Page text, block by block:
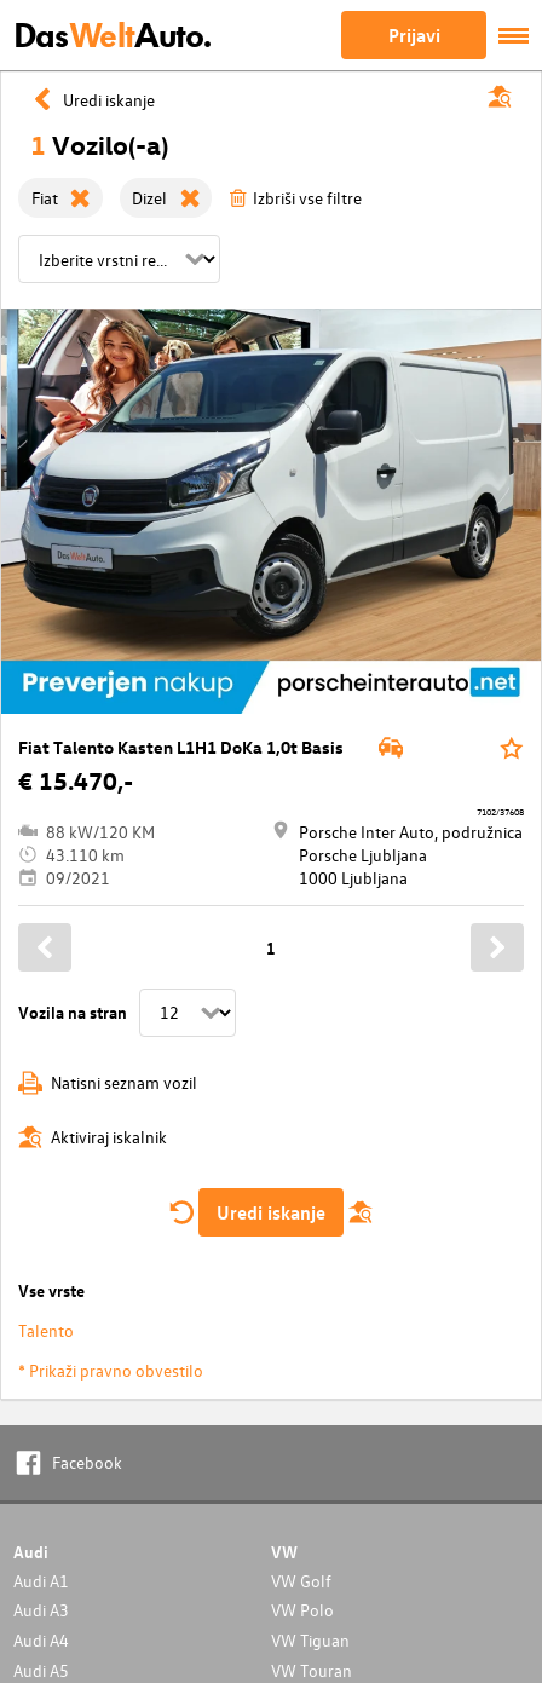
DasWeltAuto. Prijavi
Uredi iskanje
1 Vozilo(-a)
Fiat Dizel Izbriši vse filtre
Fiat Talento Kasten L1H1 DoKa 1,0t Basis
€ 15.470,-
88 kW/120 KM
43.110 km
09/2021
Porsche Inter Auto, podružnica
Porsche Ljubljana
1000 Ljubljana
7102/37608
Vozila na stran
1
Natisni seznam vozil
Aktiviraj iskalnik
Uredi iskanje
Vse vrste
Talento
* Prikaži pravno obvestilo
Facebook
Audi
Audi A1
Audi A3
Audi A4
Audi A5
VW
VW Golf
VW Polo
VW Tiguan
VW Touran